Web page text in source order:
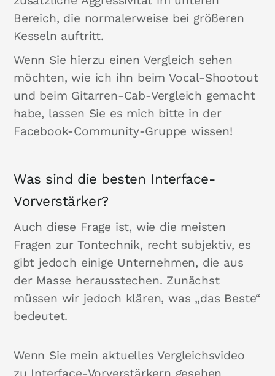
Bereich, die normalerweise bei größeren
Kesseln auftritt.
Wenn Sie hierzu einen Vergleich sehen
möchten, wie ich ihn beim Vocal-Shootout
und beim Gitarren-Cab-Vergleich gemacht
habe, lassen Sie es mich bitte in der
Facebook-Community-Gruppe wissen!
Was sind die besten Interface-
Vorverstärker?
Auch diese Frage ist, wie die meisten
Fragen zur Tontechnik, recht subjektiv, es
gibt jedoch einige Unternehmen, die aus
der Masse herausstechen. Zunächst
müssen wir jedoch klären, was „das Beste“
bedeutet.
Wenn Sie mein aktuelles Vergleichsvideo
zu Interface-Vorverstärkern gesehen